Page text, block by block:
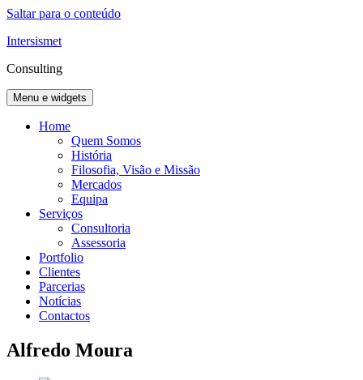
Saltar para o conteúdo
Intersismet
Consulting
Menu e widgets
Home
Quem Somos
História
Filosofia, Visão e Missão
Mercados
Equipa
Serviços
Consultoria
Assessoria
Portfolio
Clientes
Parcerias
Notícias
Contactos
Alfredo Moura